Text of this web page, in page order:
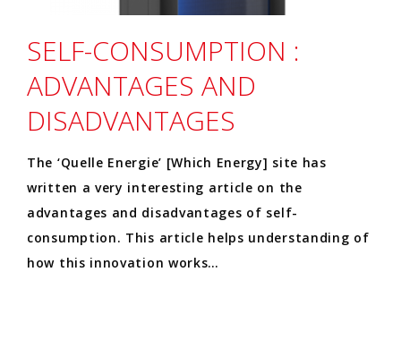
SELF-CONSUMPTION :
ADVANTAGES AND
DISADVANTAGES
The ‘Quelle Energie’ [Which Energy] site has
written a very interesting article on the
advantages and disadvantages of self-
consumption. This article helps understanding of
how this innovation works…